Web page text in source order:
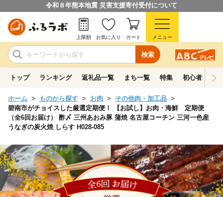
令和８年熊本地震 災害支援寄付受付について
検索
上限額 お気に入り カート メニュー
トップ ランキング 返礼品一覧 まち一覧 特集 初心者ガイド
ホーム ものから探す お肉
その他肉・加工品
碧南市がチョイスした厳選定期便！ 【お試し】お肉・海鮮 定期便
（全6回お届け） 酢〆 三州あおみ豚 蒲焼 名古屋コーチン 三河一色産
うなぎの炭火焼 しらす H028-085